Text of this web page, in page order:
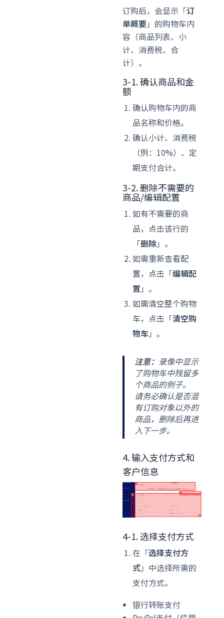
订购后，会显示「订
单概要」的购物车内
容（商品列表、小
计、消费税、合
计）。
3-1. 确认商品和金
额
确认购物车内的商
品名称和价格。
确认小计、消费税
（例：10%）、定
期支付合计。
3-2. 删除不需要的
商品/编辑配置
如有不需要的商
品，点击该行的
「删除」。
如需重新查看配
置，点击「编辑配
置 」。
如需清空整个购物
车，点击「清空购
物车」。
注意： 录像中显示
了购物车中残留多
个商品的例子。
请务必确认是否混
有订购对象以外的
商品，删除后再进
入下一步。
4. 输入支付方式和
客户信息
4-1. 选择支付方式
在「选择支付方
式」中选择所需的
支付方式。
银行转账支付